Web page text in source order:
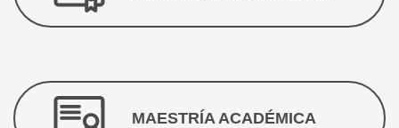
MAESTRÍA ACADÉMICA